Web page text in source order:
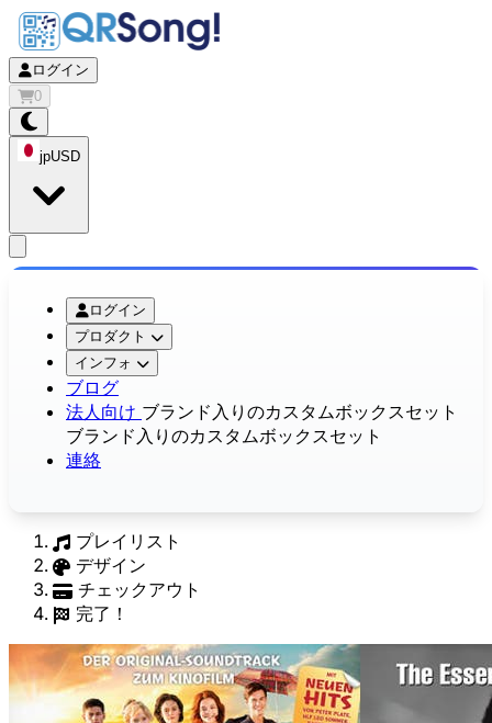
ログイン
0
jpUSD
ログイン
プロダクト
インフォ
ブログ
法人向け ブランド入りのカスタムボックスセット
ブランド入りのカスタムボックスセット
連絡
プレイリスト
デザイン
チェックアウト
完了！